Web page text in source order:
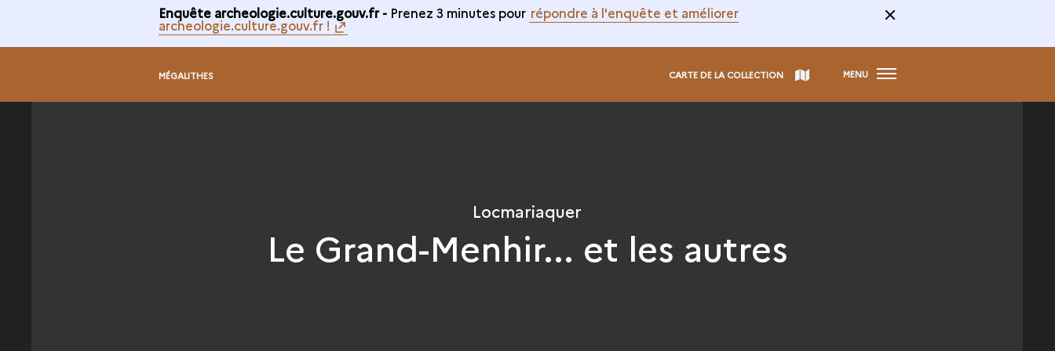
Enquête archeologie.culture.gouv.fr - Prenez 3 minutes pour répondre à l'enquête et améliorer
archeologie.culture.gouv.fr !
MÉGALITHES CARTE DE LA COLLECTION MENU
Locmariaquer
Le Grand-Menhir... et les autres